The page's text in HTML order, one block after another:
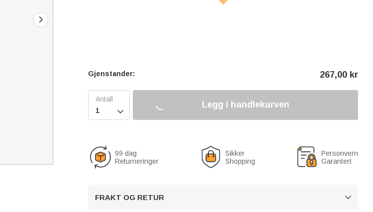
Gjenstander: 267,00 kr

Legg i handlekurven
99 dag
Returneringer
Sikker
Shopping
Personvern
Garantert
FRAKT OG RETUR 